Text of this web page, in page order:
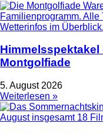
Himmelsspektakel
Montgolfiade
5. August 2026
Weiterlesen »